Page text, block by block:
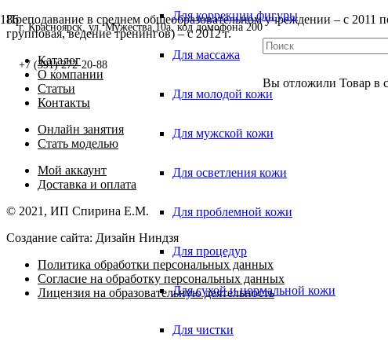
г. Красноярск, ул. Мужества,10а, код домофона 200
+7 (391) 272-20-88
Вы отложили Товар в
Для коррекции фигуры
Для массажа
Для молодой кожи
Для мужской кожи
Для осветления кожи
Для проблемной кожи
Для процедур
Для сухой и нормальной кожи
Для чистки
Преподавание в среднем общеобразовательном учреждении – с 2011
групповая, ведение тренингов) – с 2012 г.
Каталог
О компании
Статьи
Контакты
Онлайн занятия
Стать моделью
Мой аккаунт
Доставка и оплата
© 2021, ИП Спирина Е.М.
Создание сайта: Дизайн Ниндзя
Политика обработки персональных данных
Согласие на обработку персональных данных
Лицензия на образовательную деятельность